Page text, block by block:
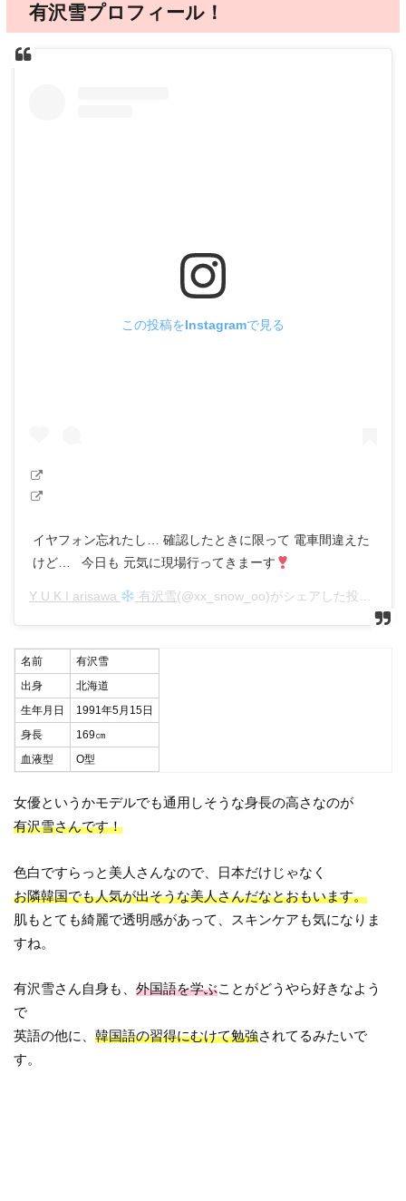
有沢雪プロフィール！
この投稿をInstagramで見る
イヤフォン忘れたし… 確認したときに限って 電車間違えた
けど… 今日も 元気に現場行ってきまーす
Y U K I arisawa 有沢雪(@xx_snow_oo)がシェアした投稿 –
名前
有沢雪
出身
北海道
生年月日
1991年5月15日
身長
169㎝
血液型
O型
女優というかモデルでも通用しそうな身長の高さなのが
有沢雪さんです！
色白ですらっと美人さんなので、日本だけじゃなく
お隣韓国でも人気が出そうな美人さんだなとおもいます。
肌もとても綺麗で透明感があって、スキンケアも気になりま
すね。
有沢雪さん自身も、外国語を学ぶことがどうやら好きなよう
で
英語の他に、韓国語の習得にむけて勉強されてるみたいで
す。